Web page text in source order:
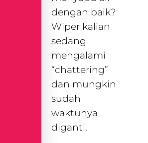
dengan baik?
Wiper kalian
sedang
mengalami
“chattering”
dan mungkin
sudah
waktunya
diganti.